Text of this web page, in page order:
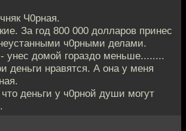
Ч0рная.
За год 800 000 долларов принес
ч0рными делами.
- унес домой гораздо меньше........
деньги нравятся. А она у меня
деньги у ч0рной души могут